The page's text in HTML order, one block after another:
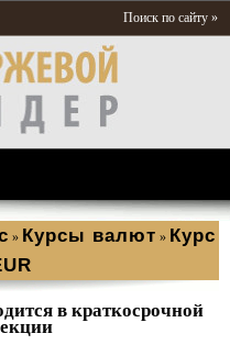
Поиск по сайту »
» Курсы валют » Курс
в краткосрочной